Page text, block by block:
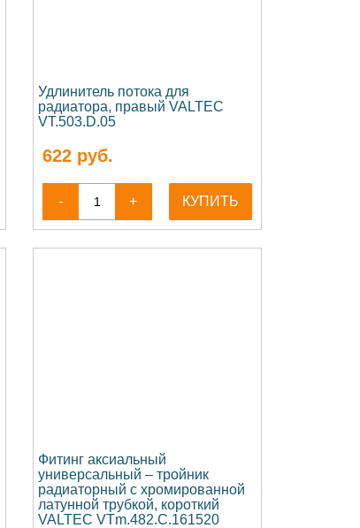
Удлинитель потока для
радиатора, правый VALTEC
VT.503.D.05
622руб.
- + КУПИТЬ
Фитинг аксиальный
универсальный – тройник
радиаторный с хромированной
латунной трубкой, короткий
VALTEC VTm.482.C.161520